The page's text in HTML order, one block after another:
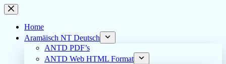
Skip
to
contentHome
Aramäisch NT Deutsch
ANTD PDF’s
ANTD Web HTML Format